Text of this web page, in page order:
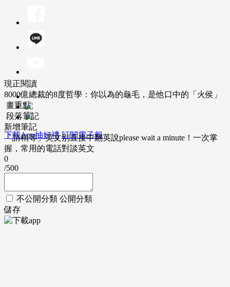
下載App抽好禮 訂閱電子報
現正閱讀
8000億總裁的8度哲學：你以為的龜毛，是他口中的「火侯」
畫重點
段落筆記
新增筆記
「請稍等」英文別直接中翻英說please wait a minute！一次掌
握，常用的電話對談英文
0
/500
不公開分類 公開分類
儲存